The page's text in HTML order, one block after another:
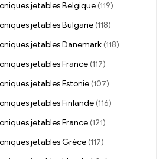
jetables Belgique (119)
jetables Bulgarie (118)
jetables Danemark (118)
jetables France (117)
jetables Estonie (107)
jetables Finlande (116)
jetables France (121)
jetables Grèce (117)